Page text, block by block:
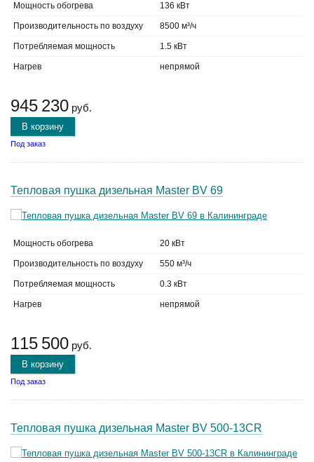
Мощность обогрева 136 кВт
Производительность по воздуху 8500 м³/ч
Потребляемая мощность 1.5 кВт
Нагрев непрямой
945 230 руб.
В корзину
Под заказ
Тепловая пушка дизельная Master BV 69
Мощность обогрева 20 кВт
Производительность по воздуху 550 м³/ч
Потребляемая мощность 0.3 кВт
Нагрев непрямой
115 500 руб.
В корзину
Под заказ
Тепловая пушка дизельная Master BV 500-13CR